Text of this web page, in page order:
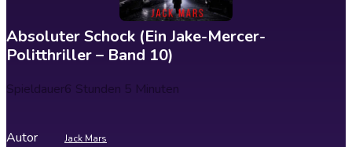
Absoluter Schock (Ein Jake-Mercer-
Politthriller – Band 10)
Spieldauer6 Stunden 5 Minuten
Autor Jack Mars